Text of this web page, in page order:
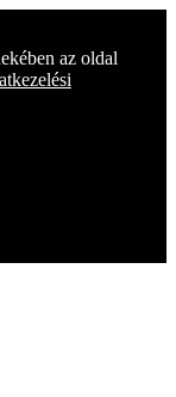
az oldal